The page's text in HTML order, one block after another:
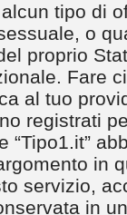
tipo di
o
proprio
Fare
al tuo
registrati
“Tipo1.it”
in
servizio,
in